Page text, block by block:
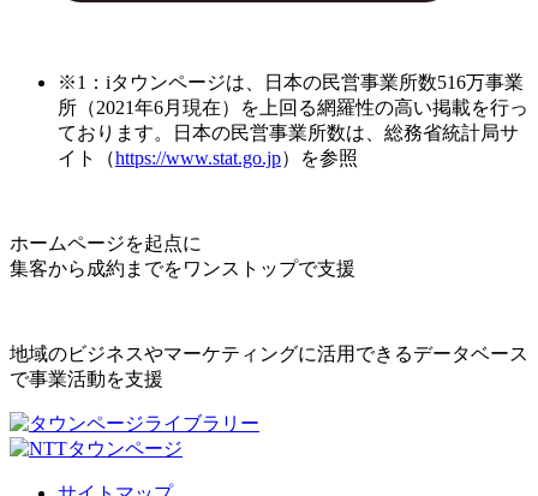
※1：iタウンページは、日本の民営事業所数516万事業
所（2021年6月現在）を上回る網羅性の高い掲載を行っ
ております。日本の民営事業所数は、総務省統計局サ
イト（https://www.stat.go.jp）を参照
ホームページを起点に
集客から成約までをワンストップで支援
地域のビジネスやマーケティングに活用できるデータベース
で事業活動を支援